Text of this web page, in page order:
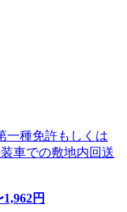
一種免許もしくは
車での敷地内回送
1,962円